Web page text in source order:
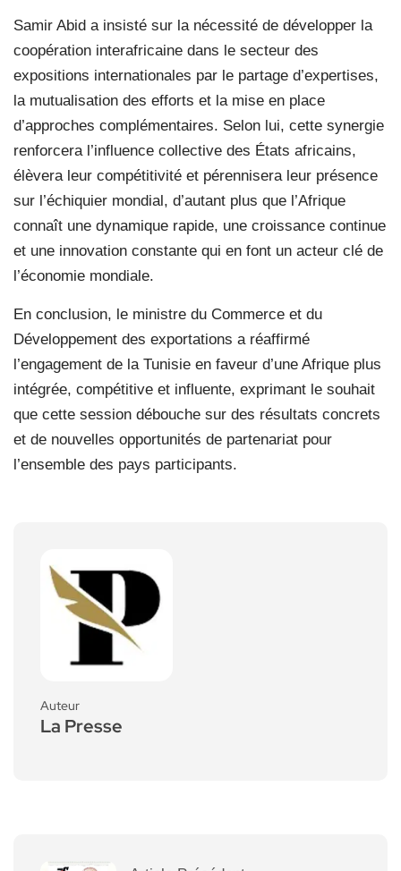
Samir Abid a insisté sur la nécessité de développer la
coopération interafricaine dans le secteur des
expositions internationales par le partage d’expertises,
la mutualisation des efforts et la mise en place
d’approches complémentaires. Selon lui, cette synergie
renforcera l’influence collective des États africains,
élèvera leur compétitivité et pérennisera leur présence
sur l’échiquier mondial, d’autant plus que l’Afrique
connaît une dynamique rapide, une croissance continue
et une innovation constante qui en font un acteur clé de
l’économie mondiale.
En conclusion, le ministre du Commerce et du
Développement des exportations a réaffirmé
l’engagement de la Tunisie en faveur d’une Afrique plus
intégrée, compétitive et influente, exprimant le souhait
que cette session débouche sur des résultats concrets
et de nouvelles opportunités de partenariat pour
l’ensemble des pays participants.
Auteur
La Presse